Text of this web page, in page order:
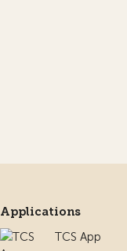
Applications
TCS App